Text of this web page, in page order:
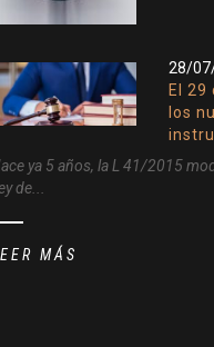
28/
El
los
ya 5 años, la L 41/2015
de...
MÁS